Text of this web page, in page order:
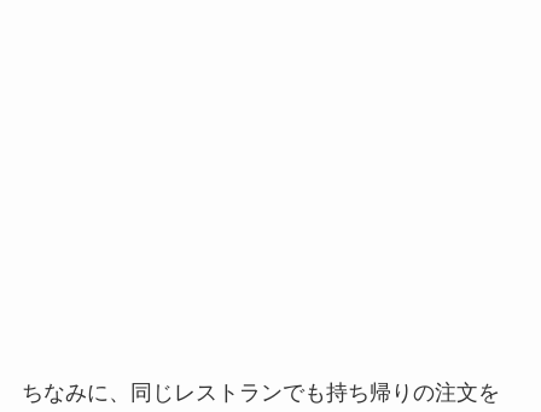
ちなみに、同じレストランでも持ち帰りの注文を